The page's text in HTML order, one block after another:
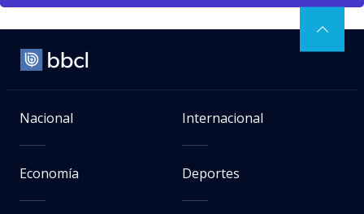
Nacional Internacional
Economía Deportes